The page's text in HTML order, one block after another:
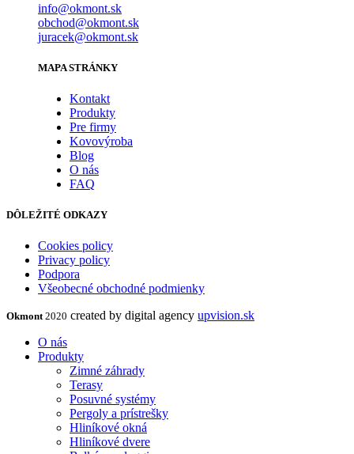
info@okmont.sk
obchod@okmont.sk
juracek@okmont.sk
MAPA STRÁNKY
Kontakt
Produkty
Pre firmy
Kovovýroba
Blog
O nás
FAQ
DÔLEŽITÉ ODKAZY
Cookies policy
Privacy policy
Podpora
Všeobecné obchodné podmienky
Okmont 2020 created by digital agency upvision.sk
O nás
Produkty
Zimné záhrady
Terasy
Posuvné systémy
Pergoly a prístrešky
Hliníkové okná
Hliníkové dvere